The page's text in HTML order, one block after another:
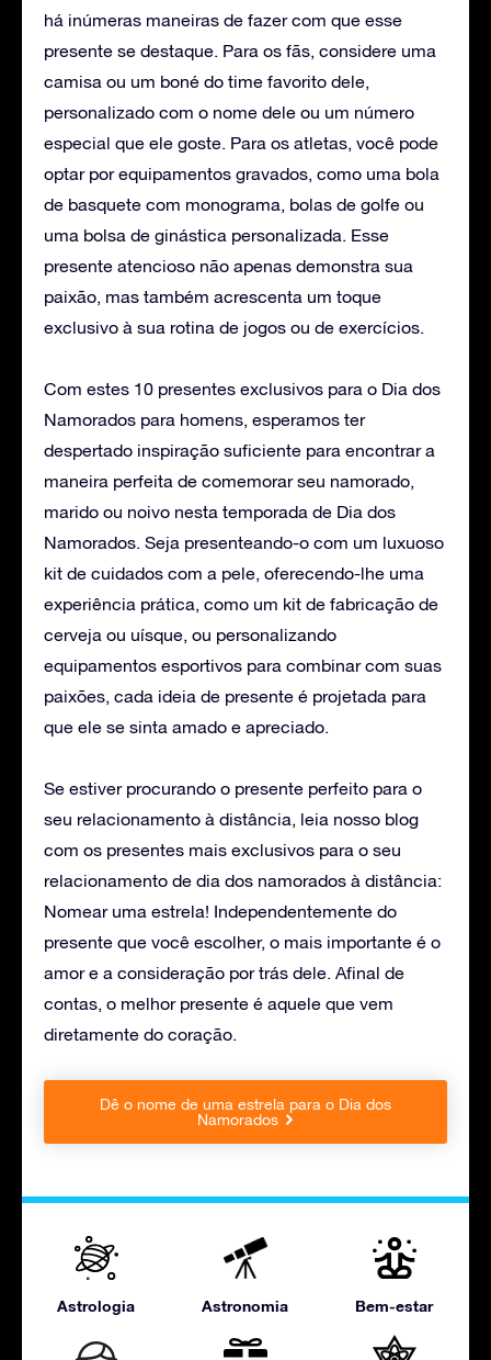
há inúmeras maneiras de fazer com que esse
presente se destaque. Para os fãs, considere uma
camisa ou um boné do time favorito dele,
personalizado com o nome dele ou um número
especial que ele goste. Para os atletas, você pode
optar por equipamentos gravados, como uma bola
de basquete com monograma, bolas de golfe ou
uma bolsa de ginástica personalizada. Esse
presente atencioso não apenas demonstra sua
paixão, mas também acrescenta um toque
exclusivo à sua rotina de jogos ou de exercícios.
Com estes 10 presentes exclusivos para o Dia dos
Namorados para homens, esperamos ter
despertado inspiração suficiente para encontrar a
maneira perfeita de comemorar seu namorado,
marido ou noivo nesta temporada de Dia dos
Namorados. Seja presenteando-o com um luxuoso
kit de cuidados com a pele, oferecendo-lhe uma
experiência prática, como um kit de fabricação de
cerveja ou uísque, ou personalizando
equipamentos esportivos para combinar com suas
paixões, cada ideia de presente é projetada para
que ele se sinta amado e apreciado.
Se estiver procurando o presente perfeito para o
seu relacionamento à distância, leia nosso blog
com os presentes mais exclusivos para o seu
relacionamento de dia dos namorados à distância:
Nomear uma estrela! Independentemente do
presente que você escolher, o mais importante é o
amor e a consideração por trás dele. Afinal de
contas, o melhor presente é aquele que vem
diretamente do coração.
Dê o nome de uma estrela para o Dia dos
Namorados
Astrologia Astronomia Bem-estar